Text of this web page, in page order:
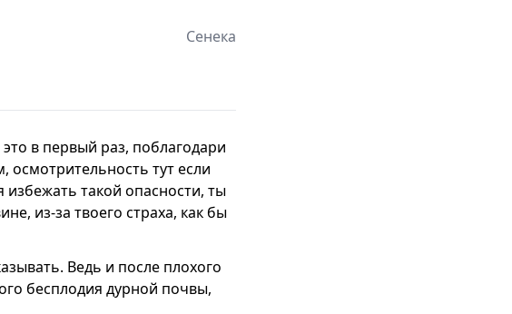
Сенека
в первый раз, поблагодари
осмотрительность тут если
такой опасности, ты
из-за твоего страха, как бы
Ведь и после плохого
бесплодия дурной почвы,